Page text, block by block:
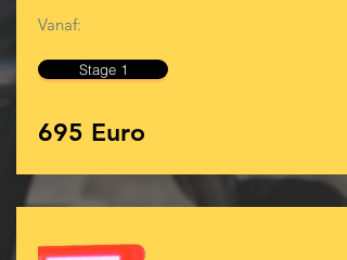
Vanaf:
Stage 1
695 Euro